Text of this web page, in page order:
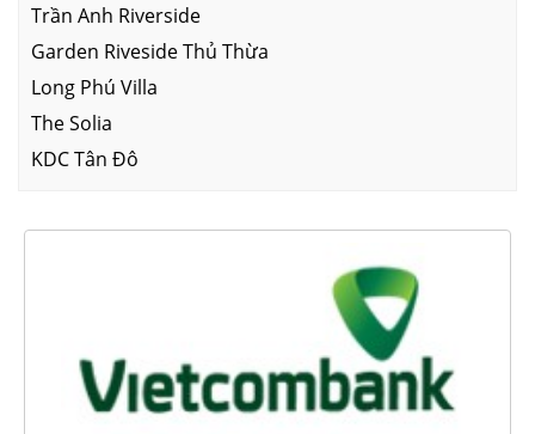
Trần Anh Riverside
Garden Riveside Thủ Thừa
Long Phú Villa
The Solia
KDC Tân Đô